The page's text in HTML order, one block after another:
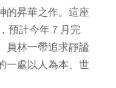
的昇華之作。這座
，預計今年７月完
員林一帶追求靜謐
一處以人為本、世